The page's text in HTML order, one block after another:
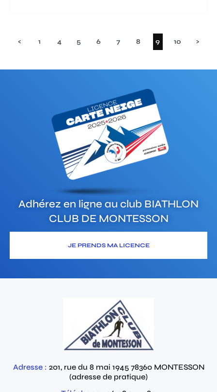
< 1 4 5 6 7 8 9(current)
10 >
Adhérez en ligne au club BIATHLON
CLUB DE MONTESSON
JE PRENDS MA LICENCE
Adresse : 201, rue du 8 mai 1945 78360 MONTESSON
(adresse de pratique)